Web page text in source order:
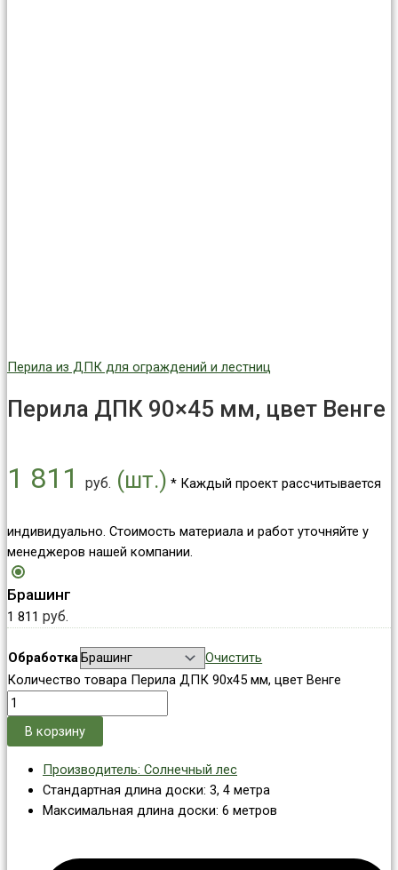
Перила из ДПК для ограждений и лестниц
Перила ДПК 90×45 мм, цвет Венге
1 811 руб. (шт.) * Каждый проект рассчитывается
индивидуально. Стоимость материала и работ уточняйте у
менеджеров нашей компании.
Брашинг
1 811 руб.
Обработка
Очистить
Количество товара Перила ДПК 90x45 мм, цвет Венге
В корзину
Производитель: Солнечный лес
Стандартная длина доски: 3, 4 метра
Максимальная длина доски: 6 метров